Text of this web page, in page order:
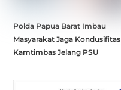
Polda Papua Barat Imbau
Masyarakat Jaga Kondusifitas
Kamtimbas Jelang PSU